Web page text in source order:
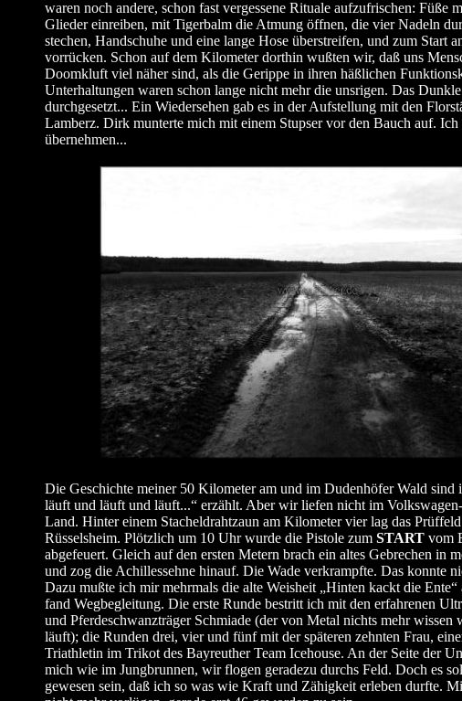
waren noch andere, schon fast vergessene Rituale aufzufrischen: Füße
Glieder einreiben, mit Tigerbalm die Atmung öffnen, die vier Nadeln
stechen, Handschuhe und eine lange Hose überstreifen, und zum Start
vorrücken. Schon auf dem Kilometer dorthin wußten wir, daß uns
Doomkluft viel näher sind, als die Gerippe in ihren häßlichen
Unterhaltungen waren schon lange nicht mehr die unsrigen. Das
durchgesetzt... Ein Wiedersehen gab es in der Aufstellung mit den
Lamberz. Dirk munterte mich mit einem Stupser vor den Bauch auf.
übernehmen...
Die Geschichte meiner 50 Kilometer am und im Dudenhöfer Wald sind
läuft und läuft und läuft...“ erzählt. Aber wir liefen nicht im
Land. Hinter einem Stacheldrahtzaun am Kilometer vier lag das
Rüsselsheim. Plötzlich um 10 Uhr wurde die Pistole zum STARTvom
abgefeuert. Gleich auf den ersten Metern brach ein altes Gebrechen in
und zog die Achillessehne hinauf. Die Wade verkrampfte. Das konnte
Dazu mußte ich mir mehrmals die alte Weisheit „Hinten kackt die
fand Wegbegleitung. Die erste Runde bestritt ich mit den erfahrenen
und Pferdeschwanzträger Schmiade (der von Metal nichts mehr wissen
läuft); die Runden drei, vier und fünf mit der späteren zehnten Frau,
Triathletin im Trikot des Bayreuther Team Icehouse. An der Seite der
mich wie im Jungbrunnen, wir flogen geradezu durchs Feld. Doch es
gewesen sein, daß ich so was wie Kraft und Zähigkeit erleben durfte.